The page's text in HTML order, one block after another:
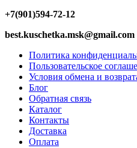
+7(901)594-72-12
best.kuschetka.msk@gmail.com
Политика
Пользовательское
Условия обмена и
Блог
Обратная связь
Каталог
Контакты
Доставка
Оплата